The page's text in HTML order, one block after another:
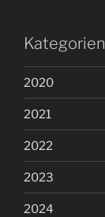
Kategorien
2020
2021
2022
2023
2024